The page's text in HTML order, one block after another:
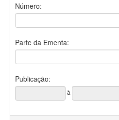
Número:
Parte da Ementa:
Publicação:
à